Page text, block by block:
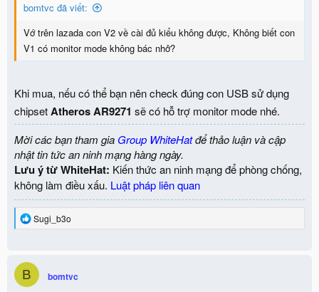
bomtvc đã viết:
Vớ trên lazada con V2 về cài đủ kiểu không được, Không biết con
V1 có monitor mode không bác nhở?
Khi mua, nếu có thể bạn nên check đúng con USB sử dụng
chipsetAtheros AR9271 sẽ có hỗ trợ monitor mode nhé.
Mời các bạn tham gia Group WhiteHatđể thảo luận và cập
nhật tin tức an ninh mạng hàng ngày.
Lưu ý từ WhiteHat: Kiến thức an ninh mạng để phòng chống,
không làm điều xấu. Luật pháp liên quan
R
t
o
Sugi_b3o
B bomtvc